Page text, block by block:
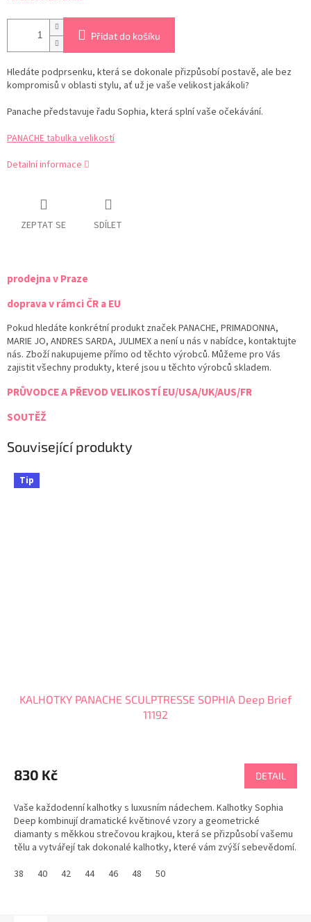
Přidat do košíku
Hledáte podprsenku, která se dokonale přizpůsobí postavě, ale bez
kompromisů v oblasti stylu, ať už je vaše velikost jakákoli?
Panache představuje řadu Sophia, která splní vaše očekávání.
PANACHE tabulka velikostí
Detailní informace
ZEPTAT SE SDÍLET
prodejna v Praze
doprava v rámci ČR a EU
Pokud hledáte konkrétní produkt značek PANACHE, PRIMADONNA,
MARIE JO, ANDRES SARDA, JULIMEX a není u nás v nabídce, kontaktujte
nás. Zboží nakupujeme přímo od těchto výrobců. Můžeme pro Vás
zajistit všechny produkty, které jsou u těchto výrobců skladem.
PRŮVODCE A PŘEVOD VELIKOSTÍ EU/USA/UK/AUS/FR
SOUTĚŽ
Související produkty
Tip
KALHOTKY PANACHE SCULPTRESSE SOPHIA Deep Brief
11192
830 Kč DETAIL
Vaše každodenní kalhotky s luxusním nádechem. Kalhotky Sophia
Deep kombinují dramatické květinové vzory a geometrické
diamanty s měkkou strečovou krajkou, která se přizpůsobí vašemu
tělu a vytvářejí tak dokonalé kalhotky, které vám zvýší sebevědomí.
38
40 42 44 46 48 50